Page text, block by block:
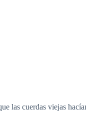
las cuerdas viejas